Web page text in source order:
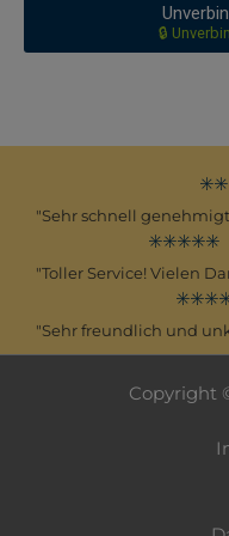
🔒
"Sehr schnell
✳️✳️✳️✳️✳️
"Toller Service! Vielen
"Sehr freundlich und
Copyright